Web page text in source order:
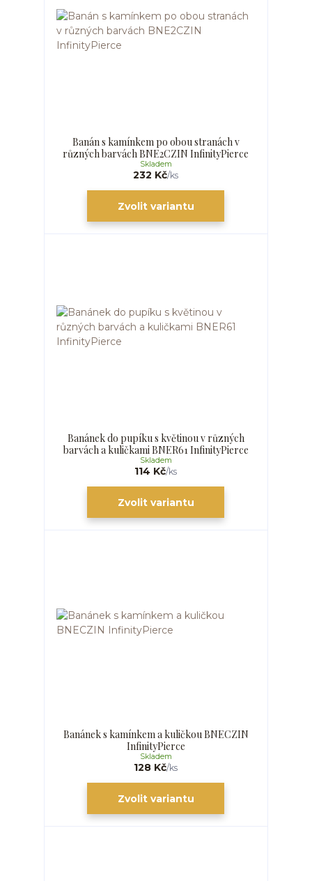
Banán s kamínkem po obou stranách v
různých barvách BNE2CZIN InfinityPierce
232 Kč/ks
Skladem
Zvolit variantu
Banánek do pupíku s květinou v různých
barvách a kuličkami BNER61 InfinityPierce
114 Kč/ks
Skladem
Zvolit variantu
Banánek s kamínkem a kuličkou BNECZIN
InfinityPierce
128 Kč/ks
Skladem
Zvolit variantu